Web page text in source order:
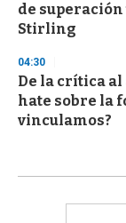
de
Stirling
04:30
De la crítica al
hate sobre la
vinculamos?